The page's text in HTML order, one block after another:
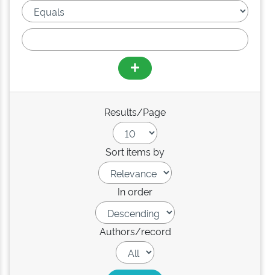
Results/Page
Sort items by
In order
Authors/record